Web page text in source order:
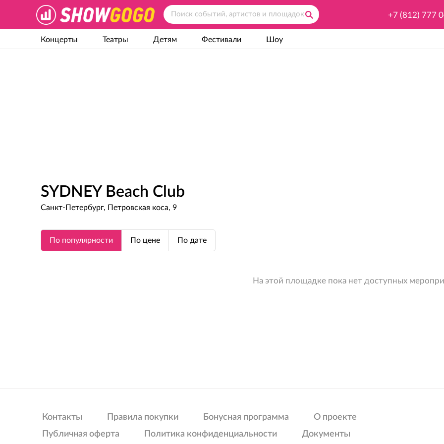
+7 (812) 777
Концерты Театры Детям Фестивали Шоу
SYDNEY Beach Club
Санкт-Петербург, Петровская коса, 9
По популярности По цене По дате
На этой площадке пока нет доступных
Контакты Правила покупки Бонусная программа
О проекте
Публичная оферта
Политика конфиденциальности Документы